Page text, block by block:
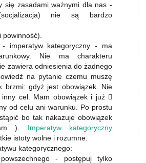
się zasadami ważnymi dla nas -
nie są bardzo
- imperatyw kategoryczny - ma
Nie ma charakteru
zawiera odniesienia do żadnego
na pytanie czemu muszę
brzmi: gdyż jest obowiązek. Nie
cel. Mam obowiązek i już 
od celu ani warunku. Po prostu
bo tak nakazuje obowiązek
). Imperatyw kategoryczny
istoty wolne i rozumne.
kategorycznego:
- postępuj tylko